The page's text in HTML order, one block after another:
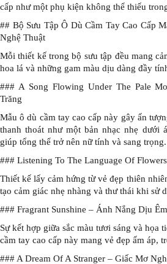
cấp như một phụ kiện không thể thiếu
## Bộ Sưu Tập Ô Dù Cầm Tay Cao Cấp
Nghệ Thuật
Mỗi thiết kế trong bộ sưu tập đều mang
hoa lá và những gam màu dịu dàng đầy
### A Song Flowing Under The Pale
Trăng
Mẫu ô dù cầm tay cao cấp này gây ấn
thanh thoát như một bản nhạc nhẹ dưới
giúp tổng thể trở nên nữ tính và sang trọng.
### Listening To The Language Of
Thiết kế lấy cảm hứng từ vẻ đẹp thiên
tạo cảm giác nhẹ nhàng và thư thái khi sử
### Fragrant Sunshine – Ánh Nắng Dịu Êm
Sự kết hợp giữa sắc màu tươi sáng và họa
cầm tay cao cấp này mang vẻ đẹp ấm áp,
### A Dream Of A Stranger – Giấc Mơ